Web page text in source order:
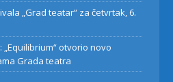
„Grad teatar“ za četvrtak, 6.
otvorio novo
Grada teatra